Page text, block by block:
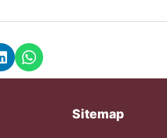
LinkedInWhatsapp
Sitemap